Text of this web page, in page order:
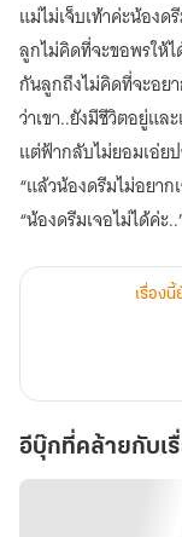
แม่ไม่เจ็บเท้าค่ะน้อง
ลูกไม่คิดที่จะขอพรให้ไ
กันลูกถึงไม่คิดที่จะอย
ว่าเขา..ยังมีชีวิตอยู่แล
แต่ฟ้ากลับไม่ยอมเอ่ย
“แล้วน้องดรีมไม่อยาก
“น้องดรีมเจอไม่ได้ค่ะ
เรื่อง
อีบุ๊กที่คล้ายกับเ